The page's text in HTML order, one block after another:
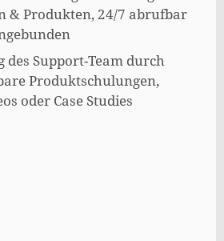
& Produkten, 24/7 abrufbar
des Support-Team durch
Produktschulungen,
oder Case Studies